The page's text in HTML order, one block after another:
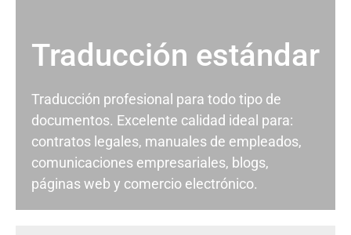
Traducción estándar
Traducción profesional para todo tipo de
documentos. Excelente calidad ideal para:
contratos legales, manuales de empleados,
comunicaciones empresariales, blogs,
páginas web y comercio electrónico.